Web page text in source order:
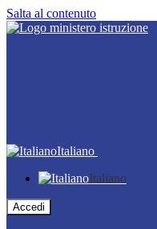
Salta al contenuto
Italiano
Italiano
Accedi